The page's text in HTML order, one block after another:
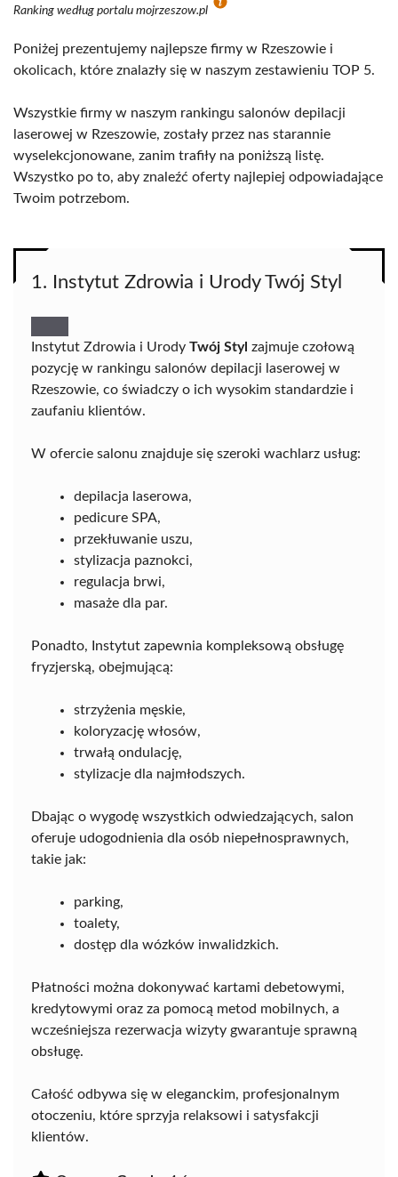
Ranking według portalu mojrzeszow.pl
Poniżej prezentujemy najlepsze firmy w Rzeszowie i
okolicach, które znalazły się w naszym zestawieniu TOP 5.
Wszystkie firmy w naszym rankingu salonów depilacji
laserowej w Rzeszowie, zostały przez nas starannie
wyselekcjonowane, zanim trafiły na poniższą listę.
Wszystko po to, aby znaleźć oferty najlepiej odpowiadające
Twoim potrzebom.
1. Instytut Zdrowia i Urody Twój Styl
Instytut Zdrowia i Urody Twój Styl zajmuje czołową
pozycję w rankingu salonów depilacji laserowej w
Rzeszowie, co świadczy o ich wysokim standardzie i
zaufaniu klientów.
W ofercie salonu znajduje się szeroki wachlarz usług:
depilacja laserowa,
pedicure SPA,
przekłuwanie uszu,
stylizacja paznokci,
regulacja brwi,
masaże dla par.
Ponadto, Instytut zapewnia kompleksową obsługę
fryzjerską, obejmującą:
strzyżenia męskie,
koloryzację włosów,
trwałą ondulację,
stylizacje dla najmłodszych.
Dbając o wygodę wszystkich odwiedzających, salon
oferuje udogodnienia dla osób niepełnosprawnych,
takie jak:
parking,
toalety,
dostęp dla wózków inwalidzkich.
Płatności można dokonywać kartami debetowymi,
kredytowymi oraz za pomocą metod mobilnych, a
wcześniejsza rezerwacja wizyty gwarantuje sprawną
obsługę.
Całość odbywa się w eleganckim, profesjonalnym
otoczeniu, które sprzyja relaksowi i satysfakcji
klientów.